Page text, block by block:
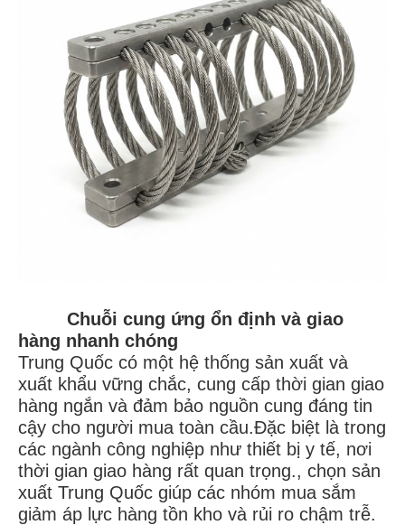
Chuỗi cung ứng ổn định và giao
hàng nhanh chóng
Trung Quốc có một hệ thống sản xuất và
xuất khẩu vững chắc, cung cấp thời gian giao
hàng ngắn và đảm bảo nguồn cung đáng tin
cậy cho người mua toàn cầu.Đặc biệt là trong
các ngành công nghiệp như thiết bị y tế, nơi
thời gian giao hàng rất quan trọng., chọn sản
xuất Trung Quốc giúp các nhóm mua sắm
giảm áp lực hàng tồn kho và rủi ro chậm trễ.